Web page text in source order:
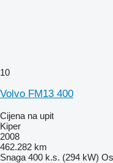
10
Volvo FM13 400
Cijena na upit
Kiper
2008
462.282 km
Snaga 400 k.s. (294 kW)